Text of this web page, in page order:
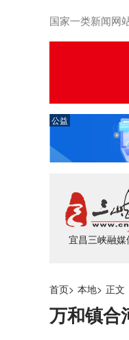
国家一类新闻网
公益
宜昌三峡融
首页> 本地> 正文
万和镇合